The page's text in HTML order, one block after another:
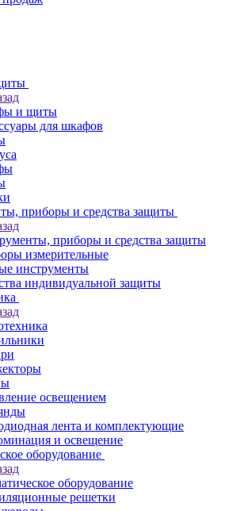
и щиты
для шкафов
приборы и средства защиты
приборы и средства защиты
измерительные
инструменты
индивидуальной защиты
освещением
лента и комплектующие
и освещение
оборудование
оборудование
решетки